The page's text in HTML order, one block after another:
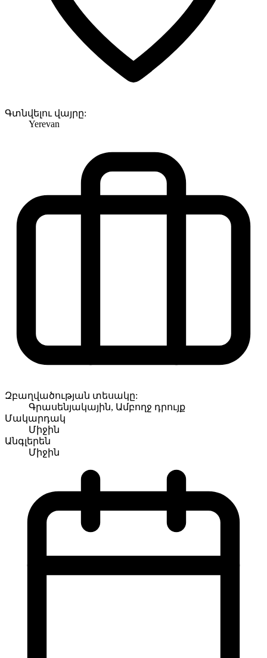
Գտնվելու վայրը:
Yerevan
Զբաղվածության տեսակը:
Գրասենյակային, Ամբողջ դրույք
Մակարդակ
Միջին
Անգլերեն
Միջին